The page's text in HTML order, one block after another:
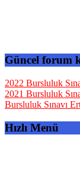
Güncel forum
2022 Bursluluk
2021 Bursluluk
Bursluluk Sınavı
Hızlı Menü